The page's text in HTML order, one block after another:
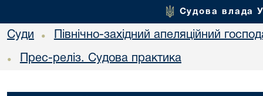
Судова влада
Суди • Північно-західний апеляційний
• Прес-реліз. Судова практика